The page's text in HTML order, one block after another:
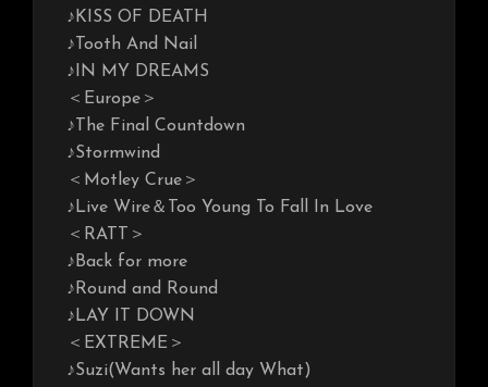
♪KISS OF DEATH
♪Tooth And Nail
♪IN MY DREAMS
＜Europe＞
♪The Final Countdown
♪Stormwind
＜Motley Crue＞
♪Live Wire＆Too Young To Fall In Love
＜RATT＞
♪Back for more
♪Round and Round
♪LAY IT DOWN
＜EXTREME＞
♪Suzi(Wants her all day What)